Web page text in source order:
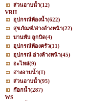
ส่วนอาบน้ำ(12)
VRH
อุปกรณ์ห้องน้ำ(622)
สุขภัณฑ์/อ่างล้างหน้า(22)
บานพับ ลูกบิด(4)
อุปกรณ์ห้องครัว(11)
อุปกรณ์ อ่างล้างหน้า(45)
อะไหล่(9)
อ่างอาบน้ำ(1)
ส่วนอาบน้ำ(95)
ก๊อกน้ำ(287)
WS